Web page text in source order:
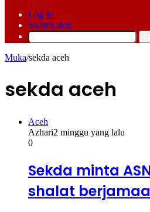
Log In
Switch skin
Muka/sekda aceh
sekda aceh
Aceh
Azhari2 minggu yang lalu
0
Sekda minta
shalat